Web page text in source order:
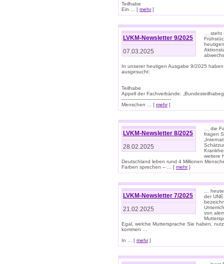
Teilhabe
Ein ... [ mehr]
LVKM-Newsletter 9/2025
07.03.2025
… steht
In unserer heutigen Ausgabe 9/2025
ausgesucht:
Teilhabe
Appell der Fachverbände:
---------------------------------
Menschen ... [ mehr]
LVKM-Newsletter 8/2025
28.02.2025
… die
fragen
weitere
Deutschland leben rund 4 Millionen
Farben sprechen – ... [ mehr]
LVKM-Newsletter 7/2025
21.02.2025
…
der
von
Egal, welche Muttersprache Sie haben,
kommen …
In ... [ mehr]